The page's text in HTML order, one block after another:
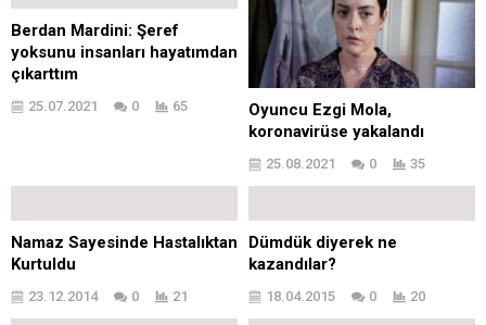
Berdan Mardini: Şeref
yoksunu insanları hayatımdan
çıkarttım
25.07.2021 0 65
Oyuncu Ezgi Mola,
koronavirüse yakalandı
25.08.2021 0 35
Namaz Sayesinde Hastalıktan
Kurtuldu
23.12.2014 0 21
Dümdük diyerek ne
kazandılar?
18.04.2015 0 20